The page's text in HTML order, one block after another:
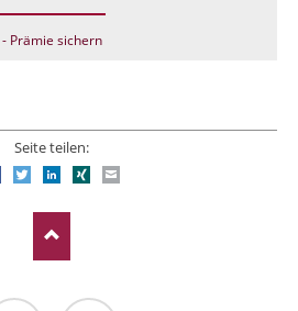
Seite teilen:
FacebookTwitterLinkedIn
Xing